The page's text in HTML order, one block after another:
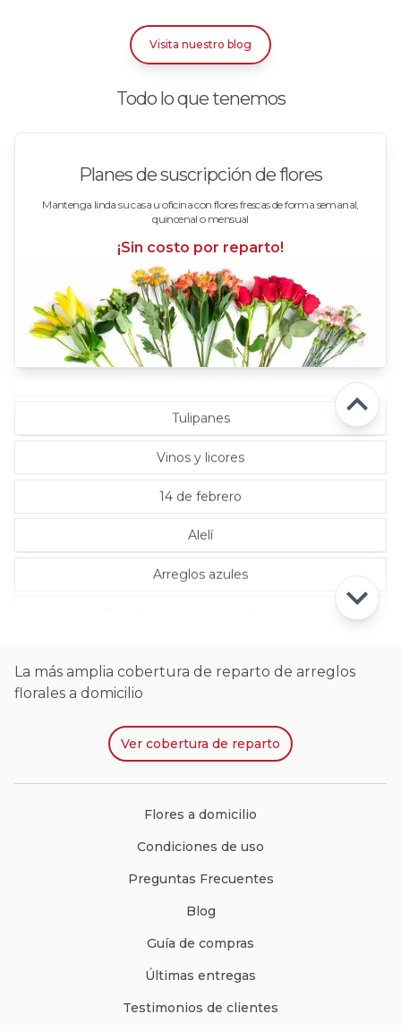
Visita nuestro blog
Todo lo que tenemos
Planes de suscripción de flores
Mantenga linda su casa u oficina con flores frescas de forma semanal,
quincenal o mensual
¡Sin costo por reparto!
14 de febrero
Alelí
Arreglos azules
Rosas Bicolor Blancas-Rojas
Rosas Blancas
Rosas Damasco
Rosas en floreros
Rosas Fucsia
Rosas Rojas
Rosas Rosadas
Tulipanes
Vinos y licores
La más amplia cobertura de reparto de arreglos
florales a domicilio
Ver cobertura de reparto
Flores a domicilio
Condiciones de uso
Preguntas Frecuentes
Blog
Guía de compras
Últimas entregas
Testimonios de clientes